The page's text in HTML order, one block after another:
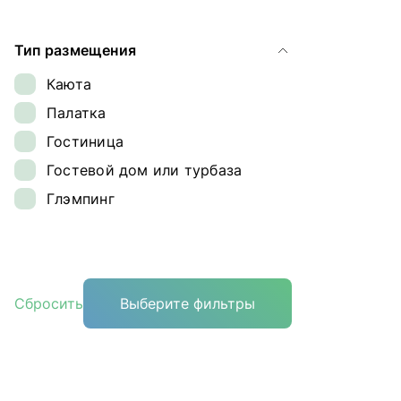
Тип размещения
Каюта
Палатка
Гостиница
Гостевой дом или турбаза
Глэмпинг
Сбросить Выберите фильтры